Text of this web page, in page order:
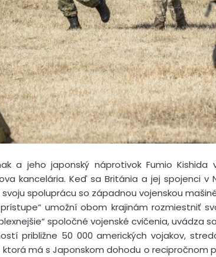
a jeho japonský náprotivok Fumio
kancelária. Keď sa Británia a jej spojenci v
spoluprácu so západnou vojenskou
umožní obom krajinám rozmiestniť
spoločné vojenské cvičenia, uvádza
približne 50 000 amerických vojakov,
ktorá má s Japonskom dohodu o